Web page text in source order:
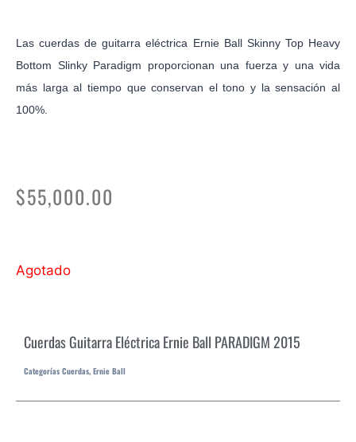
Las cuerdas de guitarra eléctrica Ernie Ball Skinny Top Heavy
Bottom Slinky Paradigm proporcionan una fuerza y una vida
más larga al tiempo que conservan el tono y la sensación al
100%.
$55,000.00
Agotado
Cuerdas Guitarra Eléctrica Ernie Ball PARADIGM 2015
Categorías Cuerdas, Ernie Ball